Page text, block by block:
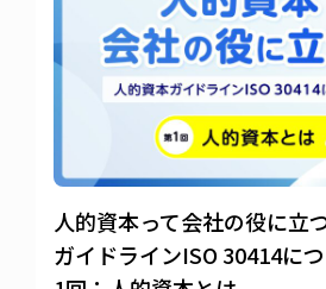
人的資本って会社の役に立
ガイドラインISO 30414に